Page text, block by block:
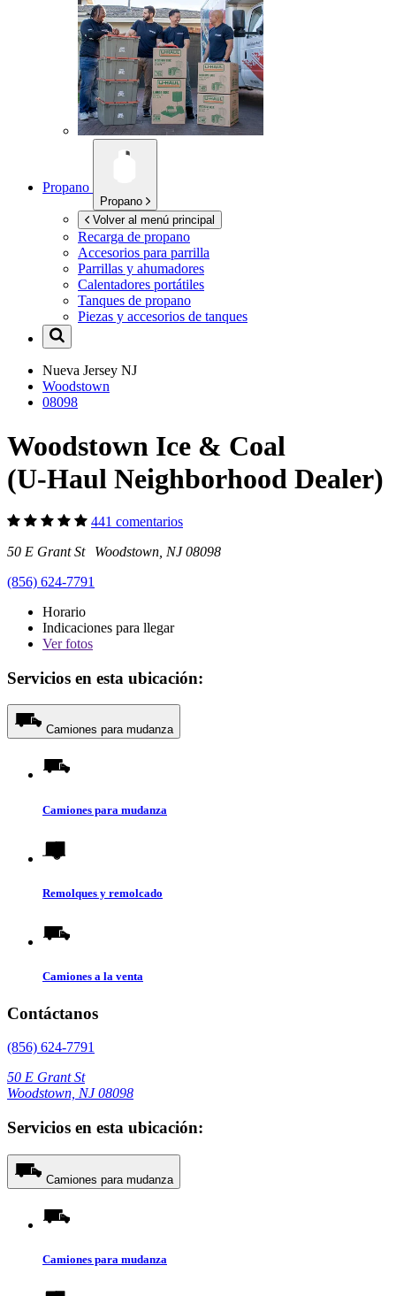
Propano
Propano
Volver al menú principal
Recarga de propano
Accesorios para parrilla
Parrillas y ahumadores
Calentadores portátiles
Tanques de propano
Piezas y accesorios de tanques
Nueva Jersey NJ
Woodstown
08098
Woodstown Ice & Coal
(U-Haul Neighborhood Dealer)
441 comentarios
50 E Grant St Woodstown, NJ 08098
(856) 624-7791
Horario
Indicaciones para llegar
Verfotos
Servicios en esta ubicación:
Camiones para mudanza
Camiones para mudanza
Remolques y remolcado
Camiones a la venta
Contáctanos
(856) 624-7791
50 E Grant St
Woodstown, NJ 08098
Servicios en esta ubicación:
Camiones para mudanza
Camiones para mudanza